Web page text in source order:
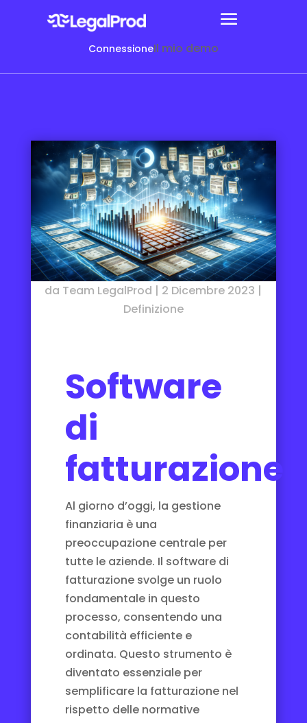
ConnessioneIl mio demo
da Team LegalProd | 2 Dicembre 2023 |
Definizione
Software
di
fatturazione
Al giorno d’oggi, la gestione
finanziaria è una
preoccupazione centrale per
tutte le aziende. Il software di
fatturazione svolge un ruolo
fondamentale in questo
processo, consentendo una
contabilità efficiente e
ordinata. Questo strumento è
diventato essenziale per
semplificare la fatturazione nel
rispetto delle normative